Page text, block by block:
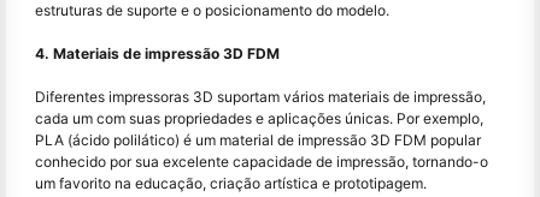
estruturas de suporte e o posicionamento do modelo.
4. Materiais de impressão 3D FDM
Diferentes impressoras 3D suportam vários materiais de impressão,
cada um com suas propriedades e aplicações únicas. Por exemplo,
PLA (ácido polilático) é um material de impressão 3D FDM popular
conhecido por sua excelente capacidade de impressão, tornando-o
um favorito na educação, criação artística e prototipagem.